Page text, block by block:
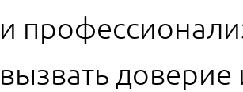
и
вызвать доверие